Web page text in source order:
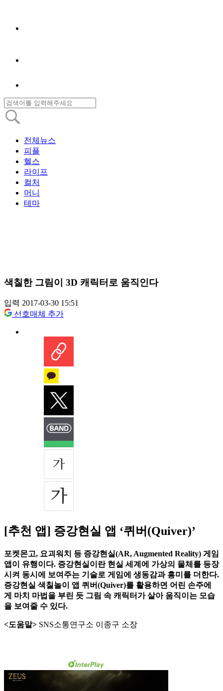
전체뉴스
피플
헬스
라이프
컬처
머니
테마
색칠한 그림이 3D 캐릭터로 움직인다
입력 2017-03-30 15:51
선호매체 추가
[추천 앱] 증강현실 앱 ‘퀴버(Quiver)’
포켓몬고, 요괴워치 등 증강현실(AR, Augmented Reality) 게임
앱이 유행이다. 증강현실이란 현실 세계에 가상의 물체를 등장
시켜 동시에 보여주는 기술로 게임에 생동감과 흥미를 더한다.
증강현실 색칠놀이 앱 퀴버(Quiver)를 활용하면 어린 손주에
게 마치 마법을 부린 듯 그림 속 캐릭터가 살아 움직이는 모습
을 보여줄 수 있다.
<도움말> SNS소통연구소 이종구 소장